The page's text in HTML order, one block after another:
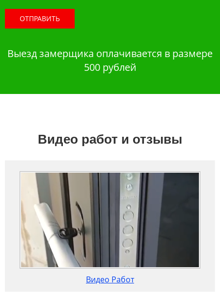
ОТПРАВИТЬ
Выезд замерщика оплачивается в размере
500 рублей
Видео работ и отзывы
Видео Работ